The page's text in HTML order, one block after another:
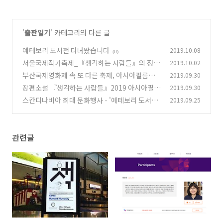
'출판일기' 카테고리의 다른 글
예테보리 도서전 다녀왔습니다 (0) 2019.10.08
서울국제작가축제_『생각하는 사람들』의 정영
선 작가 초청 (1)
2019.10.02
부산국제영화제 속 또 다른 축제, 아시아필름마
켓이 곧 개막합니다 (0)
2019.09.30
장편소설 『생각하는 사람들』2019 아시아필름
마켓 북투필름 선정
(0)
2019.09.30
스칸디나비아 최대 문화행사 - '예테보리 도서
2019.09.25
관련글